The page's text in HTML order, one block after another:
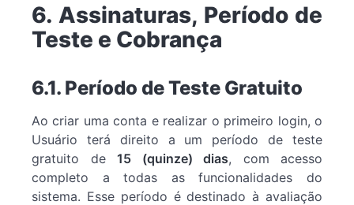
6. Assinaturas, Período de
Teste e Cobrança
6.1. Período de Teste Gratuito
Ao criar uma conta e realizar o primeiro login, o
Usuário terá direito a um período de teste
gratuito de 15 (quinze) dias, com acesso
completo a todas as funcionalidades do
sistema. Esse período é destinado à avaliação